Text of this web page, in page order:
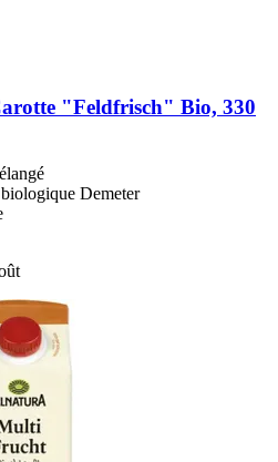
"Feldfrisch" Bio, 330
Demeter